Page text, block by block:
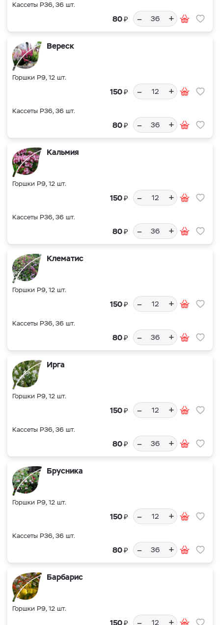
Кассеты Р36, 36 шт.
80₽ – +
Вереск
Горшки Р9, 12 шт.
150₽ – +
Кассеты Р36, 36 шт.
80₽ – +
Кальмия
Горшки Р9, 12 шт.
150₽ – +
Кассеты Р36, 36 шт.
80₽ – +
Клематис
Горшки Р9, 12 шт.
150₽ – +
Кассеты Р36, 36 шт.
80₽ – +
Ирга
Горшки Р9, 12 шт.
150₽ – +
Кассеты Р36, 36 шт.
80₽ – +
Брусника
Горшки Р9, 12 шт.
150₽ – +
Кассеты Р36, 36 шт.
80₽ – +
Барбарис
Горшки Р9, 12 шт.
150₽